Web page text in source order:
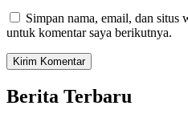
Simpan nama, email, dan situs
untuk komentar saya berikutnya.
Berita Terbaru